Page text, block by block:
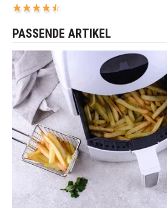
PASSENDE ARTIKEL